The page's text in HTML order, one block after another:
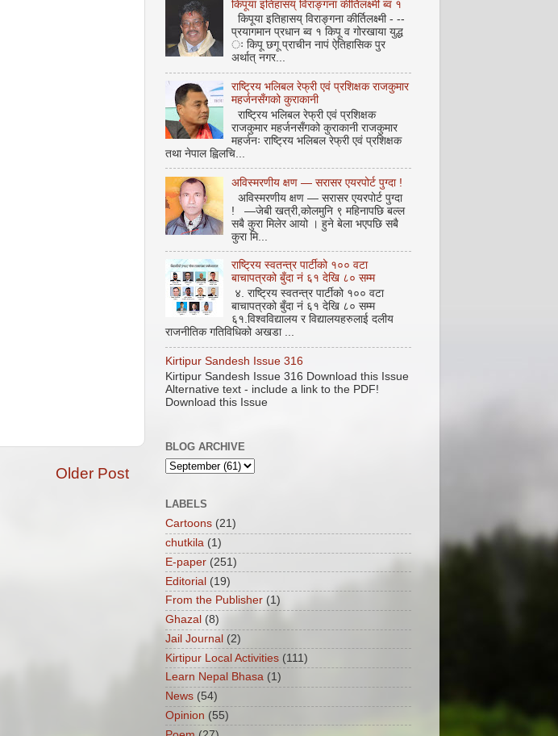
Older Post
किपूया इतिहासय् विराङ्गना कीर्तिलक्ष्मी ब्व १
किपूया इतिहासय् विराङ्गना कीर्तिलक्ष्मी - --
प्रयागमान प्रधान ब्व १ किपू व गोरखाया युद्ध
ः किपू छगू प्राचीन नापं ऐतिहासिक पुर
अर्थात् नगर...
राष्ट्रिय भलिबल रेफ्री एवं प्रशिक्षक राजकुमार
महर्जनसँगको कुराकानी
राष्ट्रिय भलिबल रेफ्री एवं प्रशिक्षक
राजकुमार महर्जनसँगको कुराकानी राजकुमार
महर्जनः राष्ट्रिय भलिबल रेफ्री एवं प्रशिक्षक
तथा नेपाल ह्विलचि...
अविस्मरणीय क्षण — सरासर एयरपोर्ट पुग्दा !
अविस्मरणीय क्षण — सरासर एयरपोर्ट पुग्दा
! —जेबी खत्री,कोलमुनि ९ महिनापछि बल्ल
सबै कुरा मिलेर आयो । हुने बेला भएपछि सबै
कुरा मि...
राष्ट्रिय स्वतन्त्र पार्टीको १०० वटा
बाचापत्रको बुँदा नं ६१ देखि ८० सम्म
४. राष्ट्रिय स्वतन्त्र पार्टीको १०० वटा
बाचापत्रको बुँदा नं ६१ देखि ८० सम्म
६१.विश्वविद्यालय र विद्यालयहरुलाई दलीय
राजनीतिक गतिविधिको अखडा ...
Kirtipur Sandesh Issue 316
Kirtipur Sandesh Issue 316 Download this Issue
Alternative text - include a link to the PDF!
Download this Issue
BLOG ARCHIVE
LABELS
Cartoons (21)
chutkila (1)
E-paper (251)
Editorial (19)
From the Publisher (1)
Ghazal (8)
Jail Journal (2)
Kirtipur Local Activities (111)
Learn Nepal Bhasa (1)
News (54)
Opinion (55)